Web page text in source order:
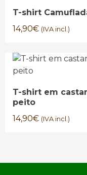
T-shirt
14,90€ (IVA incl.)
T-shirt em
peito
14,90€ (IVA incl.)